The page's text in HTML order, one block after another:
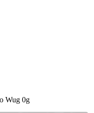
Wug 0g